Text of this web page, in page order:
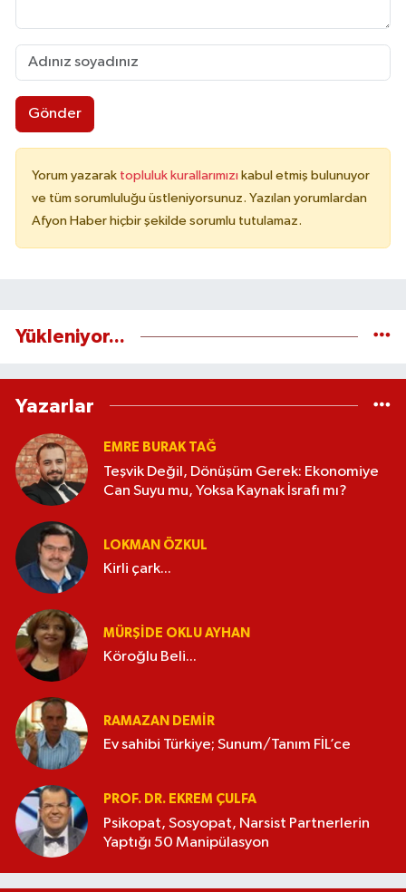
Gönder
Yorum yazarak topluluk kurallarımızı kabul etmiş bulunuyor
ve tüm sorumluluğu üstleniyorsunuz. Yazılan yorumlardan
Afyon Haber hiçbir şekilde sorumlu tutulamaz.
Yükleniyor...
Yazarlar
EMRE BURAK TAĞ
Teşvik Değil, Dönüşüm Gerek: Ekonomiye
Can Suyu mu, Yoksa Kaynak İsrafı mı?
LOKMAN ÖZKUL
Kirli çark...
MÜRŞIDE OKLU AYHAN
Köroğlu Beli...
RAMAZAN DEMİR
Ev sahibi Türkiye; Sunum/Tanım FİL’ce
PROF. DR. EKREM ÇULFA
Psikopat, Sosyopat, Narsist Partnerlerin
Yaptığı 50 Manipülasyon